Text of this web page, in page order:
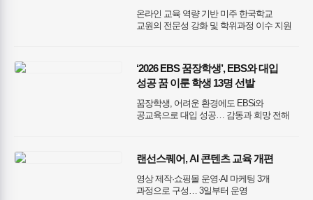
체결
온라인 교육 역량 기반 미주 한국학교
교원의 전문성 강화 및 학위과정 이수 지원
‘2026 EBS 꿈장학생’, EBS와 대입
성공 꿈 이룬 학생 13명 선발
꿈장학생, 어려운 환경에도 EBSi와
공교육으로 대입 성공… 감동과 희망 전해
2배 확대 EBSi 홈페이지 통해 꿈장학생 수기
및 추천 공부법 공개 예정
랜선스퀘어, AI 콘텐츠 교육 개편
영상 제작·쇼핑몰 운영·AI 마케팅 3개
과정으로 구성… 3일부터 운영